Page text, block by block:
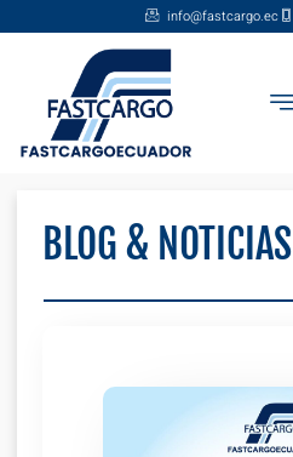
info@fastcargo.ec
BLOG & NOTICIAS